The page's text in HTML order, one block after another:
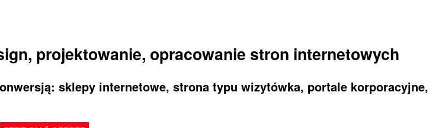
projektowanie, opracowanie stron internetowych
sklepy internetowe, strona typu wizytówka, portale korporacyjne,